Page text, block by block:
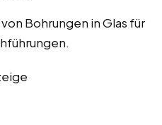
Bohrungen in Glas für